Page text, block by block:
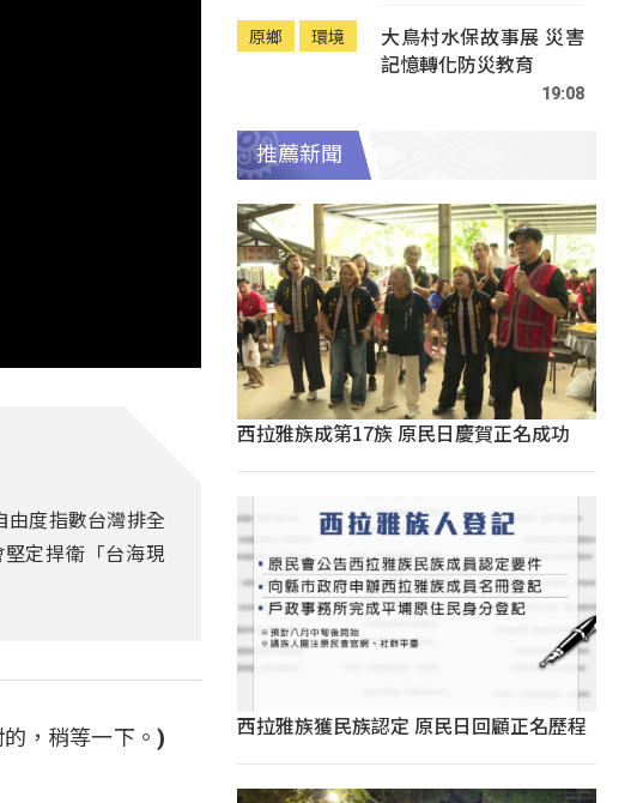
由度指數台灣排全
定捍衛「台海現
，稍等一下。)
原鄉 環境
大鳥村水保故事展 災害
記憶轉化防災教育
19:08
推薦新聞
西拉雅族成第17族 原民日慶賀正名成功
西拉雅族獲民族認定 原民日回顧正名歷程